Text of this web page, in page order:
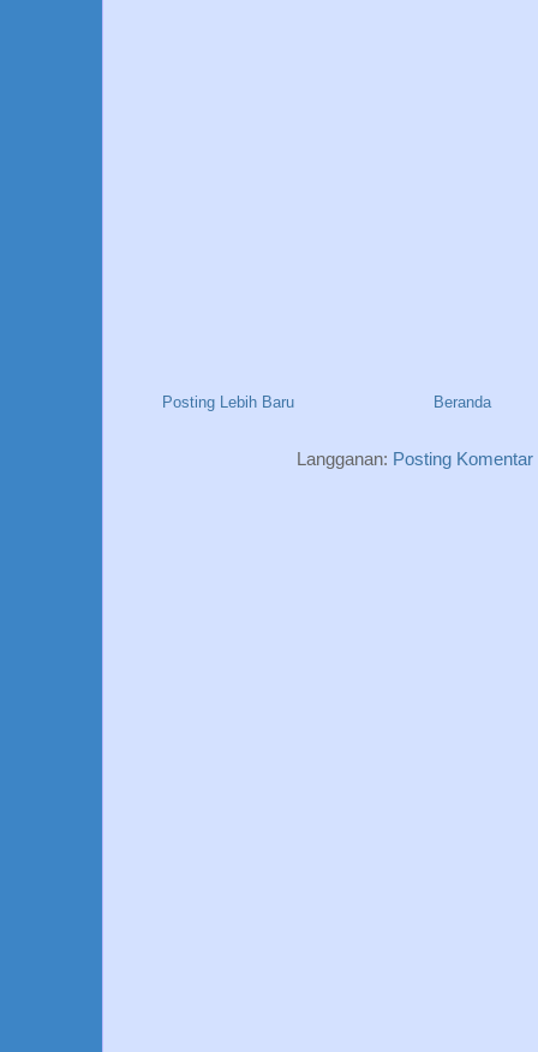
Posting Lebih Baru Beranda
Langganan: Posting